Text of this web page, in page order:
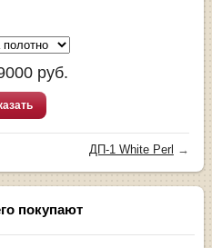
руб.
ДП-1 White Perl →
покупают